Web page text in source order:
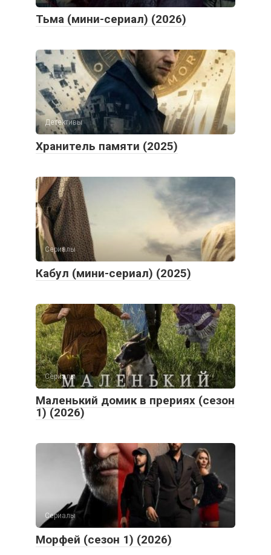
Тьма (мини-сериал) (2026)
Детективы
Хранитель памяти (2025)
Сериалы
Кабул (мини-сериал) (2025)
Сериалы
Маленький домик в прериях (сезон
1) (2026)
Сериалы
Морфей (сезон 1) (2026)